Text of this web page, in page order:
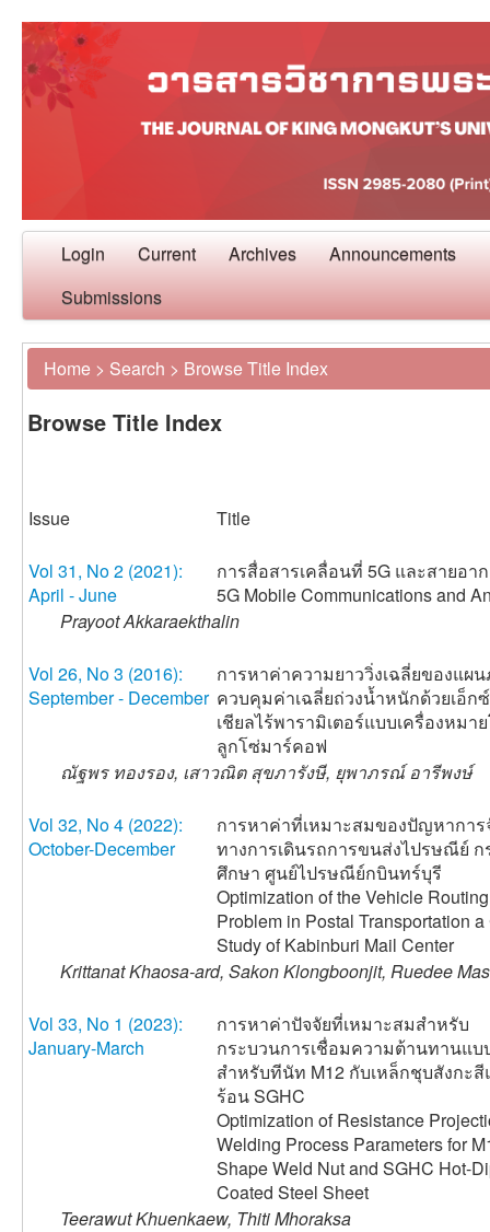
Login Current Archives Announcements
Submissions
Home > Search > Browse Title Index
Browse Title Index
Issue Title
Vol 31, No 2 (2021):
April - June
การสื่อสารเคลื่อนที่ 5G และสายอา
5G Mobile Communications and
Prayoot Akkaraekthalin
Vol 26, No 3 (2016):
September - December
การหาค่าความยาววิ่งเฉลี่ยของแผ
ควบคุมค่าเฉลี่ยถ่วงน้ำหนักด้วยเอ็ก
เชียลไร้พารามิเตอร์แบบเครื่องหมา
ลูกโซ่มาร์คอฟ
ณัฐพร ทองรอง, เสาวณิต สุขภารังษี, ยุพาภรณ์ อารีพงษ์
Vol 32, No 4 (2022):
October-December
การหาค่าที่เหมาะสมของปัญหาการ
ทางการเดินรถการขนส่งไปรษณีย์
ศึกษา ศูนย์ไปรษณีย์กบินทร์บุรี
Optimization of the Vehicle Routing
Problem in Postal Transportation
Study of Kabinburi Mail Center
Krittanat Khaosa-ard, Sakon Klongboonjit, Ruedee
Vol 33, No 1 (2023):
January-March
การหาค่าปัจจัยที่เหมาะสมสำหรับ
กระบวนการเชื่อมความต้านทานแบ
สำหรับทีนัท M12 กับเหล็กชุบสังกะ
ร้อน SGHC
Optimization of Resistance
Welding Process Parameters for
Shape Weld Nut and SGHC Hot-
Coated Steel Sheet
Teerawut Khuenkaew, Thiti Mhoraksa